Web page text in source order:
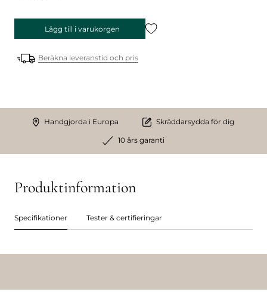
Lägg till i varukorgen
Beräkna leveranstid och pris
Handgjorda i Europa Skräddarsydda för dig
10 års garanti
Produktinformation
Specifikationer Tester & certifieringar